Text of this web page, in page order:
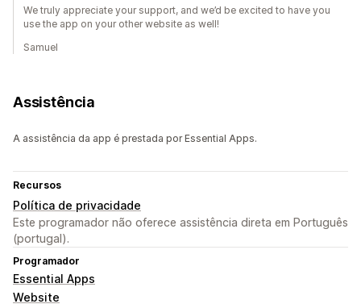
We truly appreciate your support, and we’d be excited to have you
use the app on your other website as well!
Samuel
Assistência
A assistência da app é prestada por Essential Apps.
Recursos
Política de privacidade
Este programador não oferece assistência direta em Português
(portugal).
Programador
Essential Apps
Website